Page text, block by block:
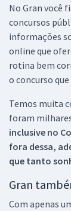
No Gran você
concursos
informações
online que
rotina bem
o concurso
Temos muita
foram
inclusive no
fora dessa,
que tanto
Gran
Com apenas